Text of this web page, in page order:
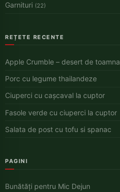
Garnituri (22)
REȚETE RECENTE
Apple Crumble – desert de toamna
Porc cu legume thailandeze
Ciuperci cu cașcaval la cuptor
Fasole verde cu ciuperci la cuptor
Salata de post cu tofu si spanac
PAGINI
Bunătăți pentru Mic Dejun